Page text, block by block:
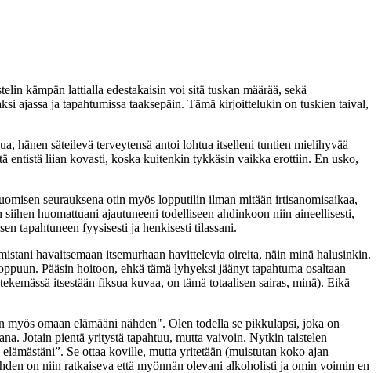
kämpän lattialla edestakaisin voi sitä tuskan määrää, sekä
ajassa ja tapahtumissa taaksepäin. Tämä kirjoittelukin on tuskien taival,
hänen säteilevä terveytensä antoi lohtua itselleni tuntien mielihyvää
entistä liian kovasti, koska kuitenkin tykkäsin vaikka erottiin. En usko,
seurauksena otin myös lopputilin ilman mitään irtisanomisaikaa,
huomattuani ajautuneeni todelliseen ahdinkoon niin aineellisesti,
tapahtuneen fyysisesti ja henkisesti tilassani.
havaitsemaan itsemurhaan havittelevia oireita, näin minä halusinkin.
Pääsin hoitoon, ehkä tämä lyhyeksi jäänyt tapahtuma osaltaan
itsestään fiksua kuvaa, on tämä totaalisen sairas, minä). Eikä
omaan elämääni nähden". Olen todella se pikkulapsi, joka on
Jotain pientä yritystä tapahtuu, mutta vaivoin. Nytkin taistelen
Se ottaa koville, mutta yritetään (muistutan koko ajan
on niin ratkaiseva että myönnän olevani alkoholisti ja omin voimin en